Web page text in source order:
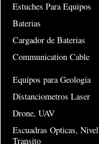
Estuches Para Equipos
Baterias
Cargador de Baterias
Communication Cable
Equipos para Geología
Distanciometros Laser
Drone, UAV
Escuadras Opticas, Nivel
Transito